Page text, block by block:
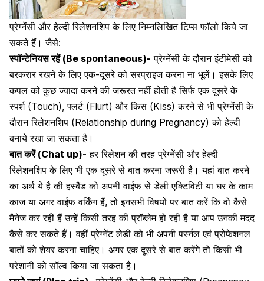
प्रेग्नेंसी और हेल्दी रिलेशनशिप के लिए निम्नलिखित टिप्स फॉलो किये जा
सकते हैं। जैसे:
स्पॉन्टेनियस रहें (Be spontaneous)- प्रेग्नेंसी के दौरान इंटीमेसी को
बरकरार रखने के लिए एक-दूसरे को सरप्राइज करना ना भूलें। इसके लिए
कपल को कुछ ज्यादा करने की जरूरत नहीं होती है सिर्फ एक दूसरे के
स्पर्श (Touch), फ्लर्ट (Flurt) और किस (Kiss) करने से भीप्रेग्नेंसी के
दौरान रिलेशनशिप (Relationship during Pregnancy) को हेल्दी
बनाये रखा जा सकता है।
बात करें (Chat up)- हर रिलेशन की तरह प्रेग्नेंसी और हेल्दी
रिलेशनशिप के लिए भी एक दूसरे से बात करना जरूरी है। यहां बात करने
का अर्थ ये है की हस्बैंड को अपनी वाईफ से डेली एक्टिविटी या घर के काम
काज या अगर वाईफ वर्किंग हैं, तो इनसभी विषयों पर बात करें कि वो कैसे
मैनेज कर रहीं हैं उन्हें किसी तरह की प्रॉब्लेम हो रही है या आप उनकी मदद
कैसे कर सकते हैं। वहींप्रेग्नेंट लेडी को भी अपनी पर्स्नल एवं प्रोफेशनल
बातों को शेयर करना चाहिए। अगर एक दूसरे से बात करेंगे तो किसी भी
परेशानी को सॉल्व किया जा सकता है।